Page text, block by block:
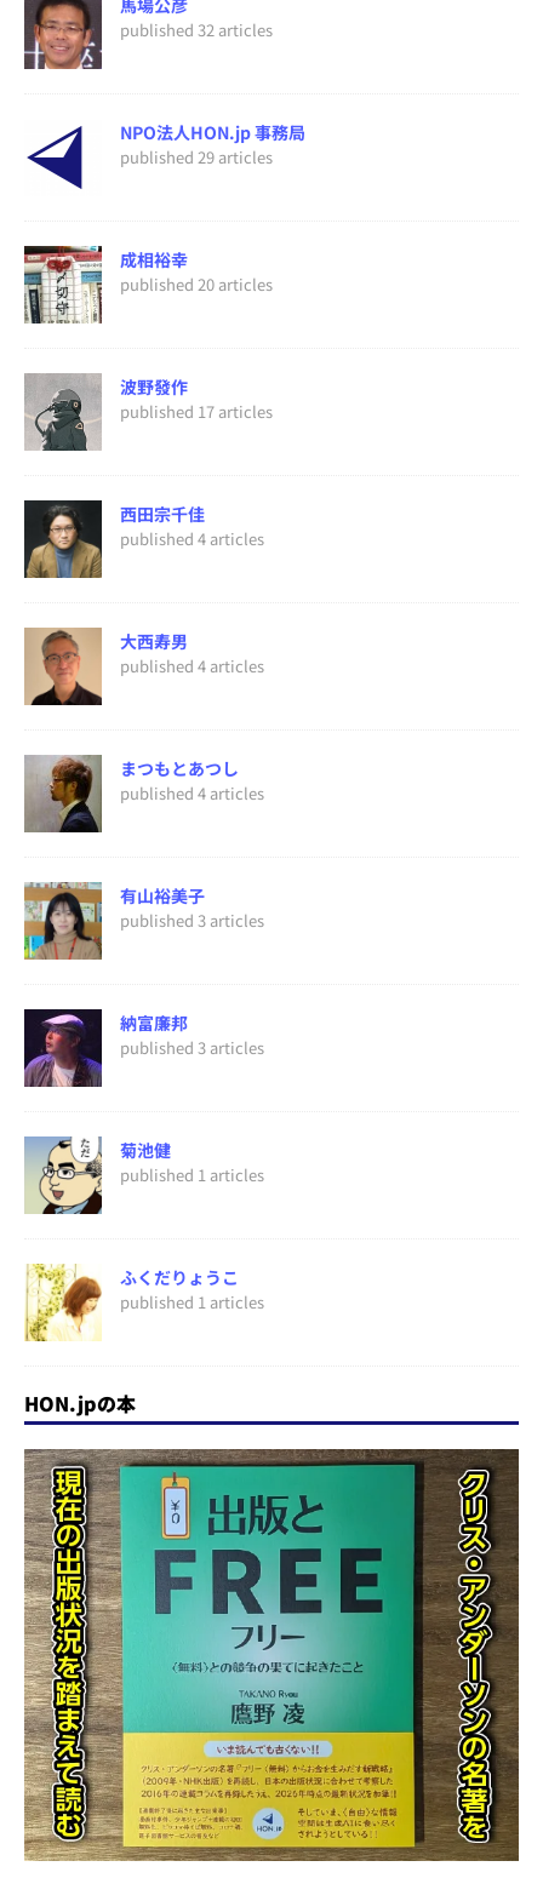
馬場公彦
published 32 articles
NPO法人HON.jp 事務局
published 29 articles
成相裕幸
published 20 articles
波野發作
published 17 articles
西田宗千佳
published 4 articles
大西寿男
published 4 articles
まつもとあつし
published 4 articles
有山裕美子
published 3 articles
納富廉邦
published 3 articles
菊池健
published 1 articles
ふくだりょうこ
published 1 articles
HON.jpの本